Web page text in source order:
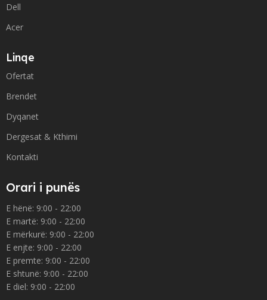
Dell
Acer
Linqe
Ofertat
Brendet
Dyqanet
Dergesat & Kthimi
Kontakti
Orari i punës
E hënë: 9:00 - 22:00
E martë: 9:00 - 22:00
E mërkurë: 9:00 - 22:00
E enjte: 9:00 - 22:00
E premte: 9:00 - 22:00
E shtunë: 9:00 - 22:00
E diel: 9:00 - 22:00